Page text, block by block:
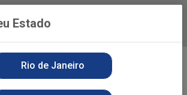
Baixe já o APP da Playvender
Estado
Rio de Janeiro